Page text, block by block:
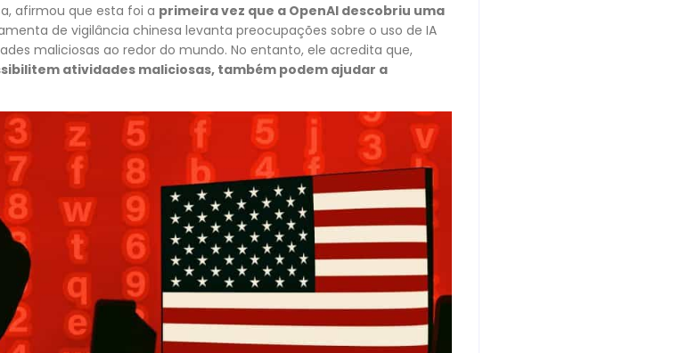
afirmou que esta foi a primeira vez que a OpenAI descobriu uma
de vigilância chinesa levanta preocupações sobre o uso de IA
maliciosas ao redor do mundo. No entanto, ele acredita que,
atividades maliciosas, também podem ajudar a